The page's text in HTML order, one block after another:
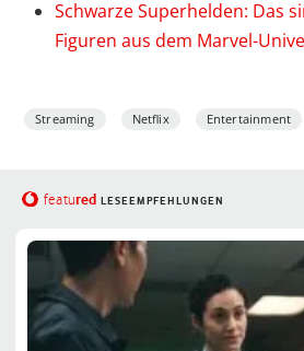
Schwarze Superhelden: Das
Figuren aus dem Marvel-
Streaming Netflix Entertainment
featured LESEEMPFEHLUNGEN